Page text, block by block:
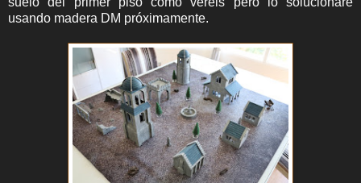
usando madera DM próximamente.